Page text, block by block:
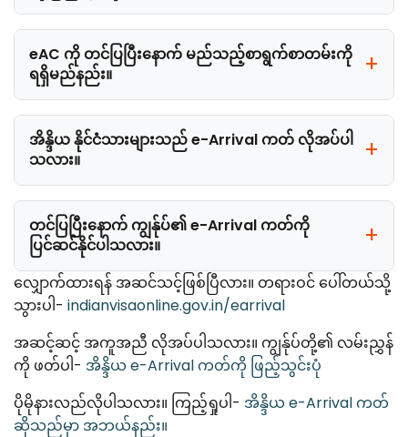
eAC ကို တင်ပြပြီးနောက် မည်သည့်စာရွက်စာတမ်းကို
ရရှိမည်နည်း။
အိန္ဒိယ နိုင်ငံသားများသည် e-Arrival ကတ် လိုအပ်ပါ
သလား။
တင်ပြပြီးနောက် ကျွန်ုပ်၏ e-Arrival ကတ်ကို
ပြင်ဆင်နိုင်ပါသလား။
လျှောက်ထားရန် အဆင်သင့်ဖြစ်ပြီလား။ တရားဝင် ပေါ်တယ်သို့
သွားပါ- indianvisaonline.gov.in/earrival
အဆင့်ဆင့် အကူအညီ လိုအပ်ပါသလား။ ကျွန်ုပ်တို့၏ လမ်းညွှန်
ကို ဖတ်ပါ- အိန္ဒိယ e-Arrival ကတ်ကို ဖြည့်သွင်းပုံ
ပိုမိုနားလည်လိုပါသလား။ ကြည့်ရှုပါ- အိန္ဒိယ e-Arrival ကတ်
ဆိုသည်မှာ အဘယ်နည်း။